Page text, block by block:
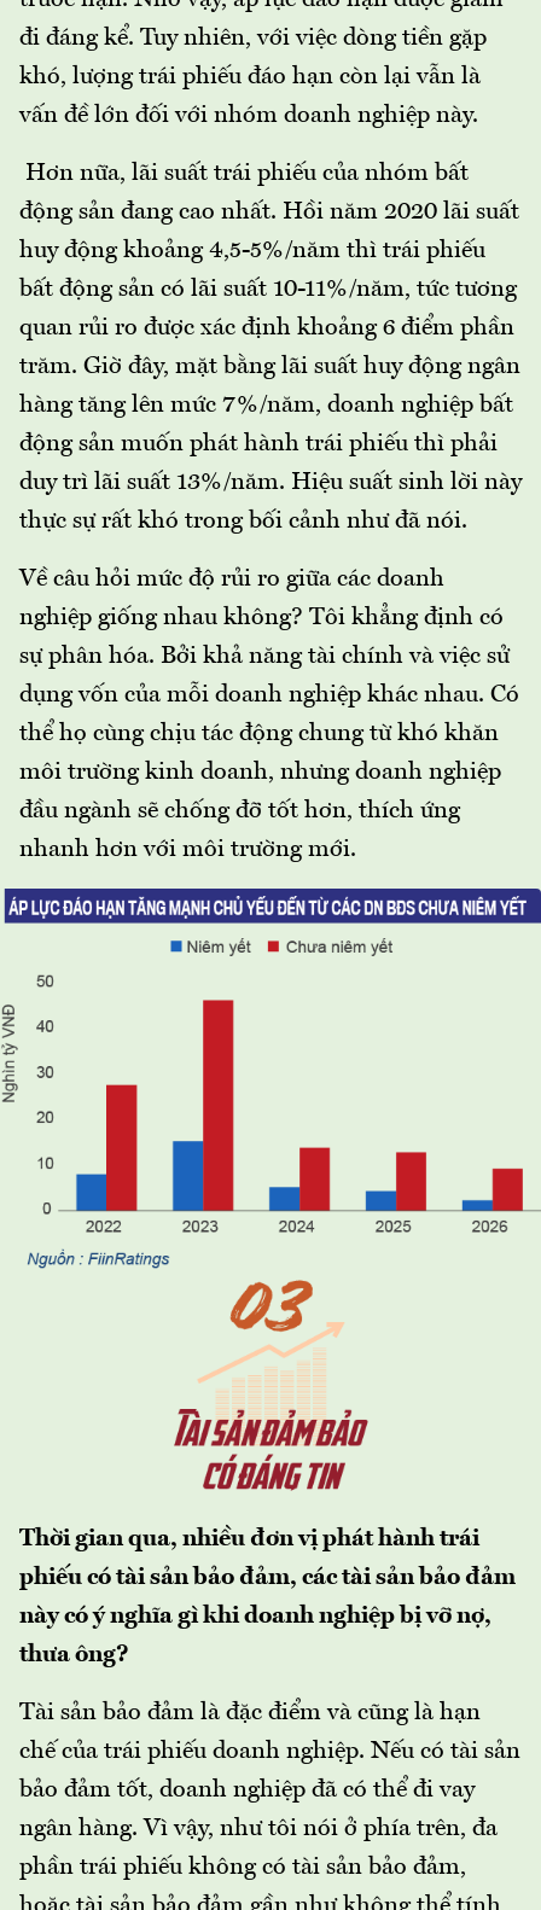
đi đáng kể. Tuy nhiên, với việc dòng tiền gặp
khó, lượng trái phiếu đáo hạn còn lại vẫn là
vấn đề lớn đối với nhóm doanh nghiệp này.
Hơn nữa, lãi suất trái phiếu của nhóm bất
động sản đang cao nhất. Hồi năm 2020 lãi suất
huy động khoảng 4,5-5%/năm thì trái phiếu
bất động sản có lãi suất 10-11%/năm, tức tương
quan rủi ro được xác định khoảng 6 điểm phần
trăm. Giờ đây, mặt bằng lãi suất huy động ngân
hàng tăng lên mức 7%/năm, doanh nghiệp bất
động sản muốn phát hành trái phiếu thì phải
duy trì lãi suất 13%/năm. Hiệu suất sinh lời này
thực sự rất khó trong bối cảnh như đã nói.
Về câu hỏi mức độ rủi ro giữa các doanh
nghiệp giống nhau không? Tôi khẳng định có
sự phân hóa. Bởi khả năng tài chính và việc sử
dụng vốn của mỗi doanh nghiệp khác nhau. Có
thể họ cùng chịu tác động chung từ khó khăn
môi trường kinh doanh, nhưng doanh nghiệp
đầu ngành sẽ chống đỡ tốt hơn, thích ứng
nhanh hơn với môi trường mới.
Thời gian qua, nhiều đơn vị phát hành trái
phiếu có tài sản bảo đảm, các tài sản bảo đảm
này có ý nghĩa gì khi doanh nghiệp bị vỡ nợ,
thưa ông?
Tài sản bảo đảm là đặc điểm và cũng là hạn
chế của trái phiếu doanh nghiệp. Nếu có tài sản
bảo đảm tốt, doanh nghiệp đã có thể đi vay
ngân hàng. Vì vậy, như tôi nói ở phía trên, đa
phần trái phiếu không có tài sản bảo đảm,